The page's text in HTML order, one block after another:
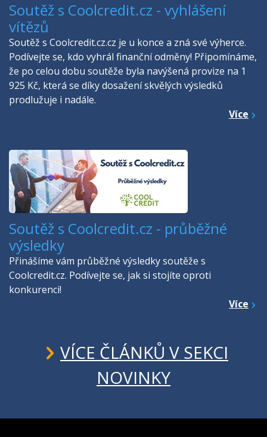
Soutěž s Coolcredit.cz - vyhlášení
vítězů
Soutěž s Coolcredit.cz.cz je u konce a zná své výherce.
Podívejte se, kdo vyhrál finanční odměny! Připomínáme,
že po celou dobu soutěže byla navýšená provize na 1
925 Kč, která se díky dosažení skvělých výsledků
prodlužuje i nadále.
Více
Soutěž s Coolcredit.cz - průběžné
výsledky
Přinášíme vám průběžné výsledky soutěže s
Coolcredit.cz. Podívejte se, jak si stojíte oproti
konkurenci!
Více
VÍCE ČLÁNKŮ V SEKCI
NOVINKY